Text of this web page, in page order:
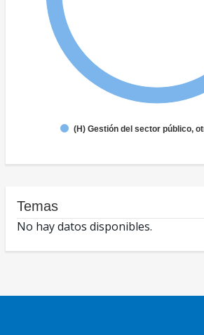
(H) Gestión del sector público,
Temas
No hay datos disponibles.